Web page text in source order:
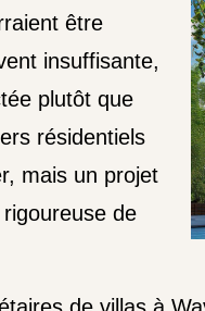
être
insuffisante,
plutôt que
résidentiels
mais un projet
de